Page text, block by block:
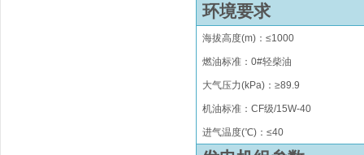
环境要求
海拔高度(m) ：≤1000
燃油标准：0#轻柴油
大气压力(kPa)：≥89.9
机油标准：CF级/15W-40
进气温度(℃)：≤40